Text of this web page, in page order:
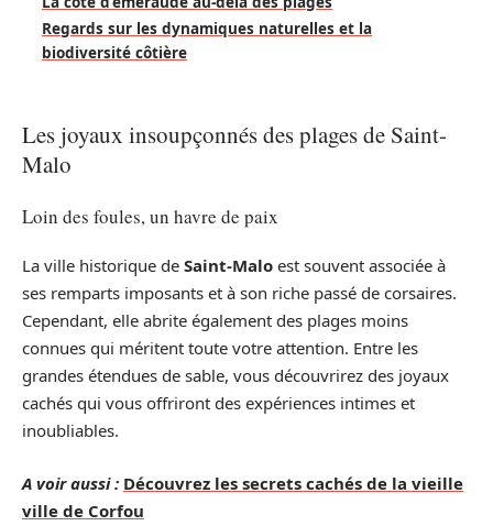
Regards sur les dynamiques naturelles et la
biodiversité côtière
Les joyaux insoupçonnés des plages de Saint-
Malo
Loin des foules, un havre de paix
La ville historique de Saint-Malo est souvent associée à
ses remparts imposants et à son riche passé de corsaires.
Cependant, elle abrite également des plages moins
connues qui méritent toute votre attention. Entre les
grandes étendues de sable, vous découvrirez des joyaux
cachés qui vous offriront des expériences intimes et
inoubliables.
A voir aussi : Découvrez les secrets cachés de la vieille
ville de Corfou